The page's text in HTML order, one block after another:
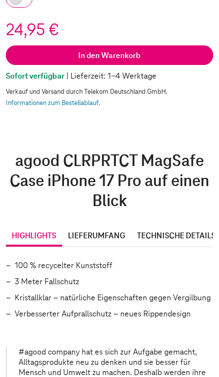
24,95 €
In den Warenkorb
Sofort verfügbar | Lieferzeit: 1-4 Werktage
Verkauf und Versand durch Telekom Deutschland GmbH.
Informationen zum Bestellablauf.
agood CLRPRTCT MagSafe
Case iPhone 17 Pro auf einen
Blick
HIGHLIGHTS LIEFERUMFANG TECHNISCHE DETAILS
100 % recycelter Kunststoff
3 Meter Fallschutz
Kristallklar – natürliche Eigenschaften gegen Vergilbung
Verbesserter Aufprallschutz – neues Rippendesign
#agood company hat es sich zur Aufgabe gemacht,
Alltagsprodukte neu zu denken und sie besser für
Mensch und Umwelt zu machen. Deshalb werden ihre